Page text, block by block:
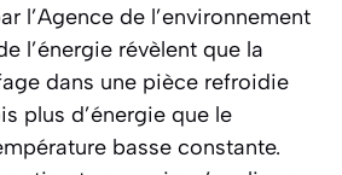
l’Agence de l’environnement
l’énergie révèlent que la
dans une pièce refroidie
plus d’énergie que le
basse constante.